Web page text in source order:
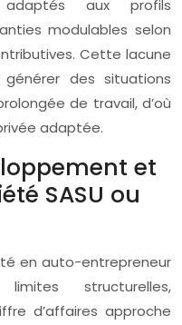
aux profils
modulables selon
Cette lacune
des situations
de travail, d’où
adaptée.
et
SASU ou
en auto-entrepreneur
structurelles,
d’affaires approche